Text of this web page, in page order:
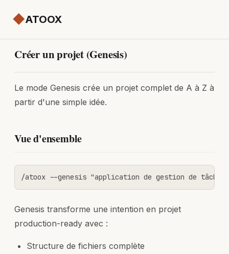
◆ATOOX
Créer un projet (Genesis)
Le mode Genesis crée un projet complet de A à Z à
partir d'une simple idée.
Vue d'ensemble
/atoox --genesis "application de gestion de
Genesis transforme une intention en projet
production-ready avec :
Structure de fichiers complète